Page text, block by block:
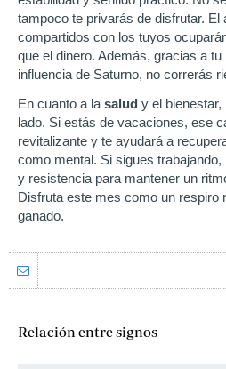
tampoco te privarás de disfrutar. El
compartidos con los tuyos
que el dinero. Además, gracias a
influencia de Saturno, no correrás
En cuanto a la salud y el
lado. Si estás de vacaciones, ese
revitalizante y te ayudará a
como mental. Si sigues
y resistencia para mantener un
Disfruta este mes como un respiro
ganado.
Relación entre signos